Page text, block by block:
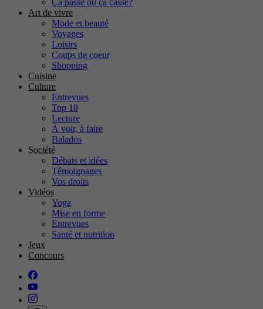
Art de vivre
Mode et beauté
Voyages
Loisirs
Coups de coeur
Shopping
Cuisine
Culture
Entrevues
Top 10
Lecture
À voir, à faire
Balados
Société
Débats et idées
Témoignages
Vos droits
Vidéos
Yoga
Mise en forme
Entrevues
Santé et nutrition
Jeux
Concours